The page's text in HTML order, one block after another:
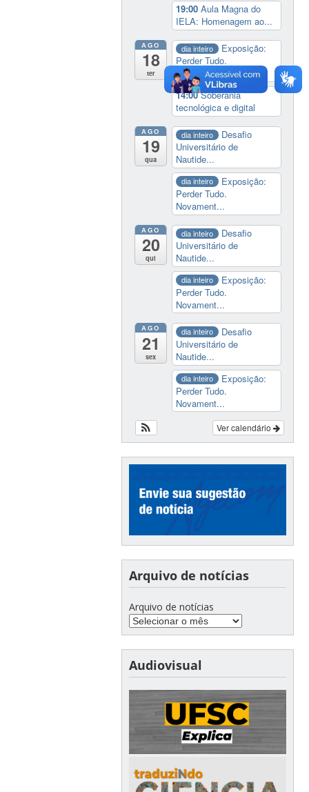
19:00Aula Magna do
IELA: Homenagem ao...
AGO
18
ter
dia inteiro
Exposição:
Perder Tudo.
Novament...
14:00Soberania
tecnológica e digital
AGO
19
qua
dia inteiro
Desafio
Universitário de
Nautide...
dia inteiro
Exposição:
Perder Tudo.
Novament...
AGO
20
qui
dia inteiro
Desafio
Universitário de
Nautide...
dia inteiro
Exposição:
Perder Tudo.
Novament...
AGO
21
sex
dia inteiro
Desafio
Universitário de
Nautide...
dia inteiro
Exposição:
Perder Tudo.
Novament...
Ver calendário
Arquivo de notícias
Arquivo de notícias
Audiovisual